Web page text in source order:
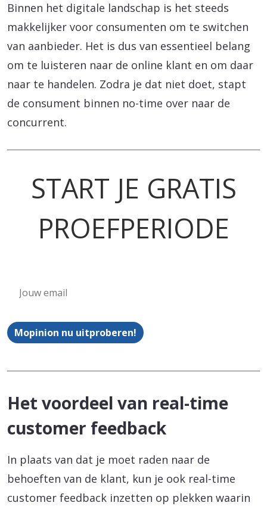
Binnen het digitale landschap is het steeds
makkelijker voor consumenten om te switchen
van aanbieder. Het is dus van essentieel belang
om te luisteren naar de online klant en om daar
naar te handelen. Zodra je dat niet doet, stapt
de consument binnen no-time over naar de
concurrent.
START JE GRATIS
PROEFPERIODE
Mopinion nu uitproberen!
Het voordeel van real-time
customer feedback
In plaats van dat je moet raden naar de
behoeften van de klant, kun je ook real-time
customer feedback inzetten op plekken waarin